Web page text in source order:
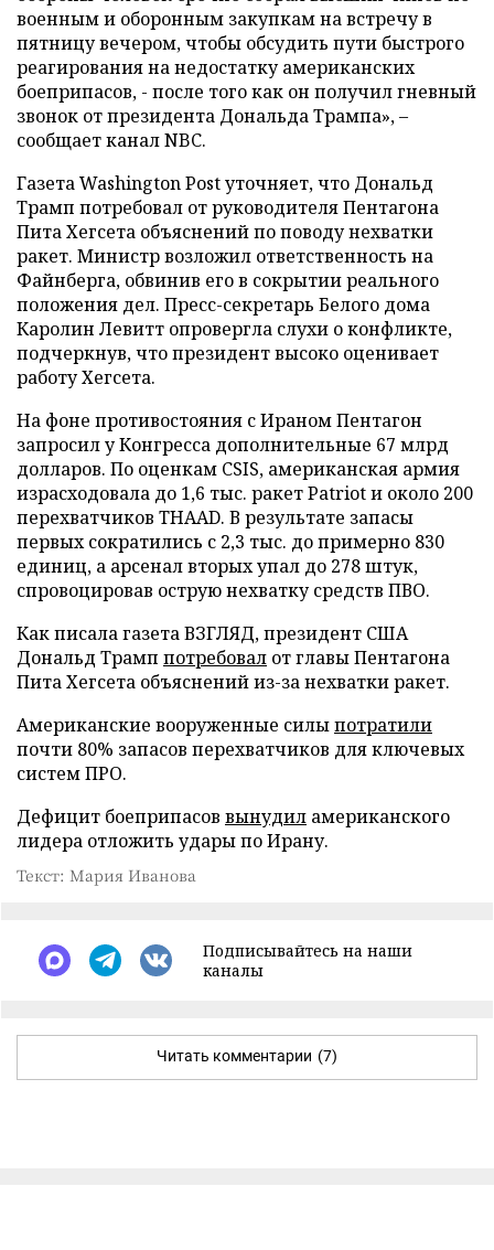
военным и оборонным закупкам на встречу в
пятницу вечером, чтобы обсудить пути быстрого
реагирования на недостатку американских
боеприпасов, - после того как он получил гневный
звонок от президента Дональда Трампа», –
сообщает канал NBC.
Газета Washington Post уточняет, что Дональд
Трамп потребовал от руководителя Пентагона
Пита Хегсета объяснений по поводу нехватки
ракет. Министр возложил ответственность на
Файнберга, обвинив его в сокрытии реального
положения дел. Пресс-секретарь Белого дома
Каролин Левитт опровергла слухи о конфликте,
подчеркнув, что президент высоко оценивает
работу Хегсета.
На фоне противостояния с Ираном Пентагон
запросил у Конгресса дополнительные 67 млрд
долларов. По оценкам CSIS, американская армия
израсходовала до 1,6 тыс. ракет Patriot и около 200
перехватчиков THAAD. В результате запасы
первых сократились с 2,3 тыс. до примерно 830
единиц, а арсенал вторых упал до 278 штук,
спровоцировав острую нехватку средств ПВО.
Как писала газета ВЗГЛЯД, президент США
Дональд Трамп потребовал от главы Пентагона
Пита Хегсета объяснений из-за нехватки ракет.
Американские вооруженные силыпотратили
почти 80% запасов перехватчиков для ключевых
систем ПРО.
Дефицит боеприпасов вынудил американского
лидера отложить удары по Ирану.
Текст: Мария Иванова
Подписывайтесь на наши
каналы
Читать комментарии (7)